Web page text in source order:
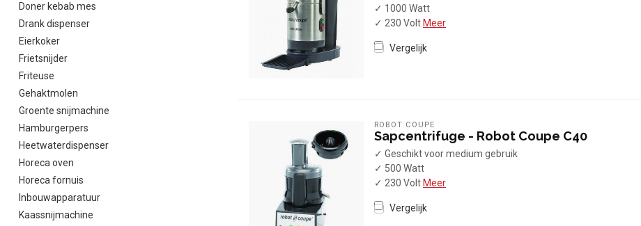
Doner kebab mes
Drank dispenser
Eierkoker
Frietsnijder
Friteuse
Gehaktmolen
Groente snijmachine
Hamburgerpers
Heetwaterdispenser
Horeca oven
Horeca fornuis
Inbouwapparatuur
Kaassnijmachine
✓ 1000 Watt
✓ 230 Volt Meer
Vergelijk
ROBOT COUPE
Sapcentrifuge - Robot Coupe C40
✓ Geschikt voor medium gebruik
✓ 500 Watt
✓ 230 Volt Meer
Vergelijk